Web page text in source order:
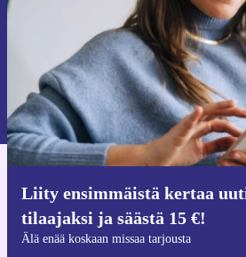
Liity ensimmäistä kertaa
tilaajaksi ja säästä 15 €!
Älä enää koskaan missaa tarjousta
Pyydä
Lisätietoja henkilötietojen käytöstä löydät
iOS:lle ja